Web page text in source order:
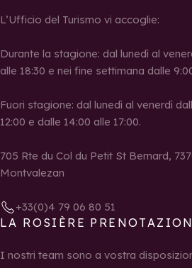
L’Ufficio del Turismo vi accoglie:
Durante la stagione: dal lunedì al
alle 18:30 e nei fine settimana dalle
Fuori stagione: dal lunedì al venerdì
12:00 e dalle 14:00 alle 17:00.
705 Rte du Col du Petit St Bernard,
Montvalezan
+33(0)4 79 06 80 51
LA ROSIÈRE
I nostri team sono a vostra